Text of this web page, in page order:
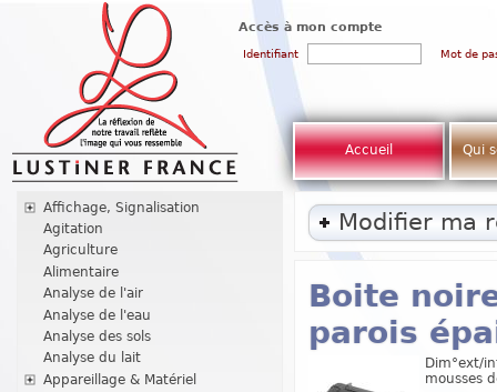
Accès à mon compte
Identifiant Mot de
Accueil Qui
Affichage, Signalisation
Agitation
Agriculture
Alimentaire
Analyse de l'air
Analyse de l'eau
Analyse des sols
Analyse du lait
Appareillage & Matériel
Modifier ma
Boite
parois
Dim°ext/
mousses